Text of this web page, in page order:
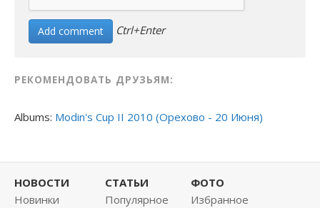
Ctrl+Enter
РЕКОМЕНДОВАТЬ ДРУЗЬЯМ:
Albums: Modin's Cup II 2010 (Орехово - 20 Июня)
НОВОСТИ
Новинки
СТАТЬИ
Популярное
ФОТО
Избранное